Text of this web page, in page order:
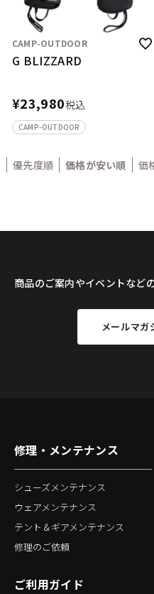
CAMP-OUTDOOR
G BLIZZARD
¥23,980税込
CAMP-OUTDOOR
優先度順 価格が安い順 価
商品のご案内やイベントなど
メールマガ
修理・メンテナンス
シューズメンテナンス
ウェアメンテナンス
テント＆ギアメンテナンス
修理のご依頼
ご利用ガイド